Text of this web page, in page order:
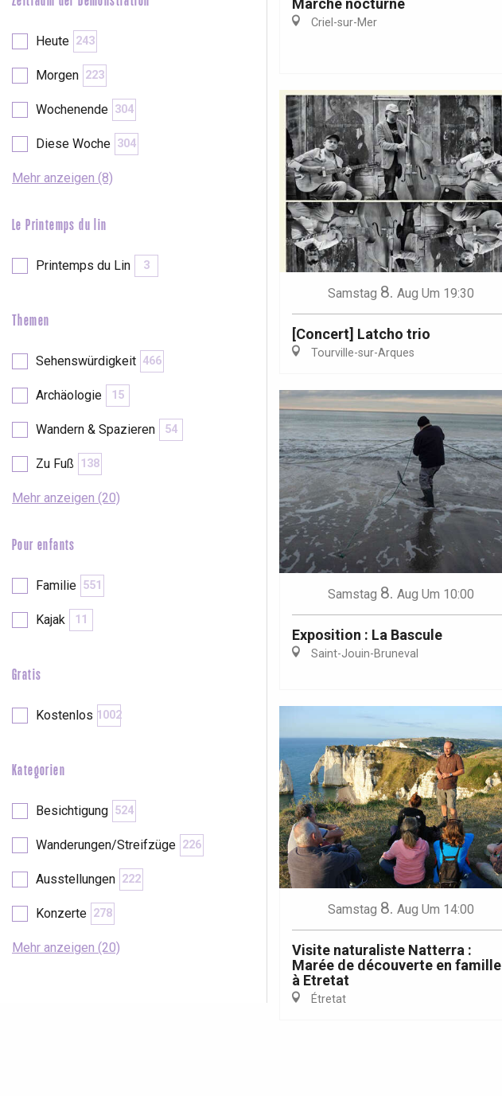
Duclair
Paris 1h30
Heute 243
Morgen 223
Wochenende 304
Diese Woche 304
Mehr anzeigen (8)
Le Printemps du lin
Printemps du Lin 3
Themen
Sehenswürdigkeit 466
Archäologie 15
Wandern & Spazieren 54
Zu Fuß 138
Mehr anzeigen (20)
Pour enfants
Familie 551
Kajak 11
Gratis
Kostenlos 1002
Kategorien
Besichtigung 524
Wanderungen/Streifzüge 226
Ausstellungen 222
Konzerte 278
Mehr anzeigen (20)
Marché nocturne
Criel-sur-Mer
Samstag 8. Aug Um 19:30
[Concert] Latcho trio
Tourville-sur-Arques
Samstag 8. Aug Um 10:00
Exposition : La Bascule
Saint-Jouin-Bruneval
Samstag 8. Aug Um 14:00
Visite naturaliste Natterra :
Marée de découverte en famille
à Etretat
Étretat